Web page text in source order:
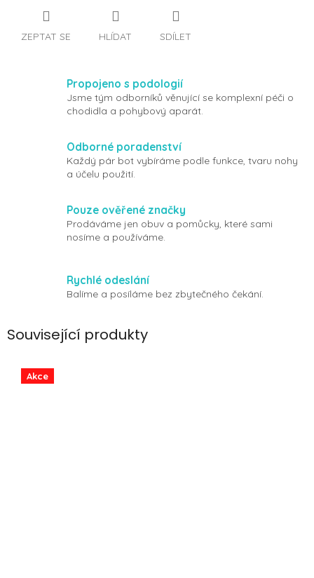
ZEPTAT SE HLÍDAT SDÍLET
Propojeno s podologií
Jsme tým odborníků věnující se komplexní péči o
chodidla a pohybový aparát.
Odborné poradenství
Každý pár bot vybíráme podle funkce, tvaru nohy
a účelu použití.
Pouze ověřené značky
Prodáváme jen obuv a pomůcky, které sami
nosíme a používáme.
Rychlé odeslání
Balíme a posíláme bez zbytečného čekání.
Související produkty
Akce